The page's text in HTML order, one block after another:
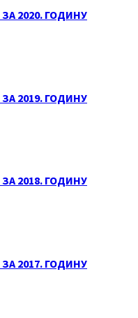
2020. ГОДИНУ
2019. ГОДИНУ
2018. ГОДИНУ
2017. ГОДИНУ